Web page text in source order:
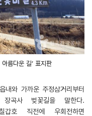
름다운 길’ 표지판
와 가까운 주정삼거리부터
곡사 벚꽃길을 말한다.
갑호 직전에 우회전하면